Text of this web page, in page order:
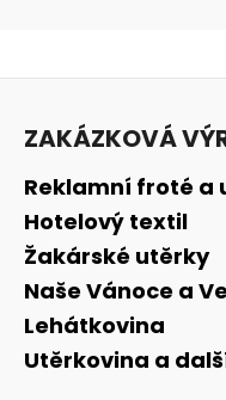
ZAKÁZKOVÁ
Reklamní froté a
Hotelový textil
Žakárské utěrky
Naše Vánoce a
Lehátkovina
Utěrkovina a